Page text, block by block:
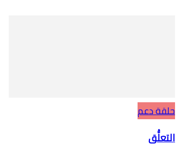
حلقة دعم
التعلُّق